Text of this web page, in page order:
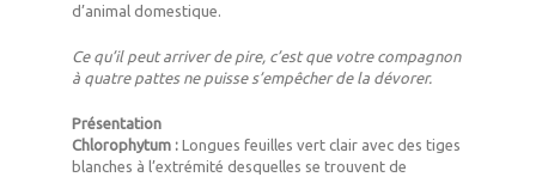
d’animal domestique.
Ce qu’il peut arriver de pire, c’est que votre compagnon
à quatre pattes ne puisse s’empêcher de la dévorer.
Présentation
Chlorophytum : Longues feuilles vert clair avec des tiges
blanches à l’extrémité desquelles se trouvent de